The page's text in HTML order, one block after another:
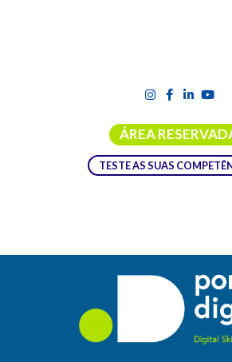
ÁREA
TESTE AS SUAS